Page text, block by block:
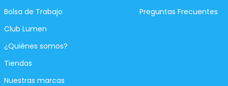
Bolsa de Trabajo
Club Lumen
¿Quiénes somos?
Tiendas
Nuestras marcas
Preguntas Frecuentes